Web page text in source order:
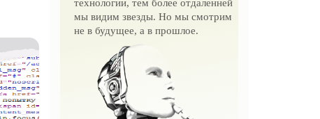
технологии, тем более отдаленней
мы видим звезды. Но мы смотрим
не в будущее, а в прошлое.